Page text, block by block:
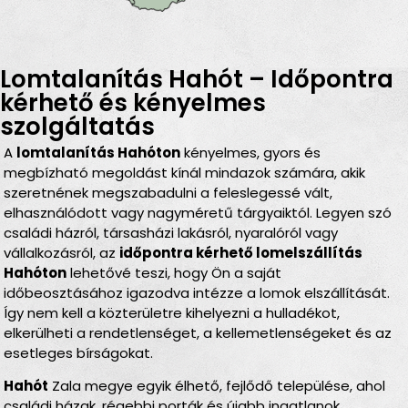
Lomtalanítás Hahót – Időpontra
kérhető és kényelmes
szolgáltatás
A lomtalanítás Hahótonkényelmes, gyors és
megbízható megoldást kínál mindazok számára, akik
szeretnének megszabadulni a feleslegessé vált,
elhasználódott vagy nagyméretű tárgyaiktól. Legyen szó
családi házról, társasházi lakásról, nyaralóról vagy
vállalkozásról, az időpontra kérhető lomelszállítás
Hahótonlehetővé teszi, hogy Ön a saját
időbeosztásához igazodva intézze a lomok elszállítását.
Így nem kell a közterületre kihelyezni a hulladékot,
elkerülheti a rendetlenséget, a kellemetlenségeket és az
esetleges bírságokat.
Hahót Zala megye egyik élhető, fejlődő települése, ahol